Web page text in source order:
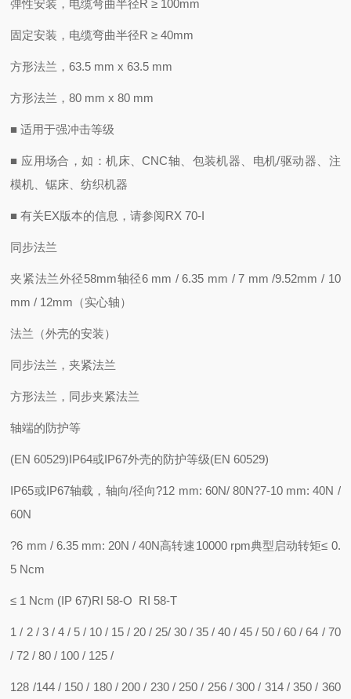
弹性安装，电缆弯曲半径R ≥ 100mm
固定安装，电缆弯曲半径R ≥ 40mm
方形法兰，63.5 mm x 63.5 mm
方形法兰，80 mm x 80 mm
■ 适用于强冲击等级
■ 应用场合，如：机床、CNC轴、包装机器、电机/驱动器、注
模机、锯床、纺织机器
■ 有关EX版本的信息，请参阅RX 70-I
同步法兰
夹紧法兰外径58mm轴径6 mm / 6.35 mm / 7 mm /9.52mm / 10
mm / 12mm（实心轴）
法兰（外壳的安装）
同步法兰，夹紧法兰
方形法兰，同步夹紧法兰
轴端的防护等
(EN 60529)IP64或IP67外壳的防护等级(EN 60529)
IP65或IP67轴载，轴向/径向?12 mm: 60N/ 80N?7-10 mm: 40N /
60N
?6 mm / 6.35 mm: 20N / 40N高转速10000 rpm典型启动转矩≤ 0.
5 Ncm
≤ 1 Ncm (IP 67)RI 58-O RI 58-T
1 / 2 / 3 / 4 / 5 / 10 / 15 / 20 / 25/ 30 / 35 / 40 / 45 / 50 / 60 / 64 / 70
/ 72 / 80 / 100 / 125 /
128 /144 / 150 / 180 / 200 / 230 / 250 / 256 / 300 / 314 / 350 / 360